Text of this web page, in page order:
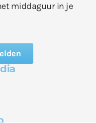
middaguur in je